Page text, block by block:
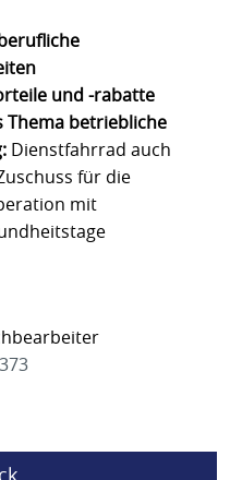
und -rabatte
Thema betriebliche
Dienstfahrrad auch
für die
mit